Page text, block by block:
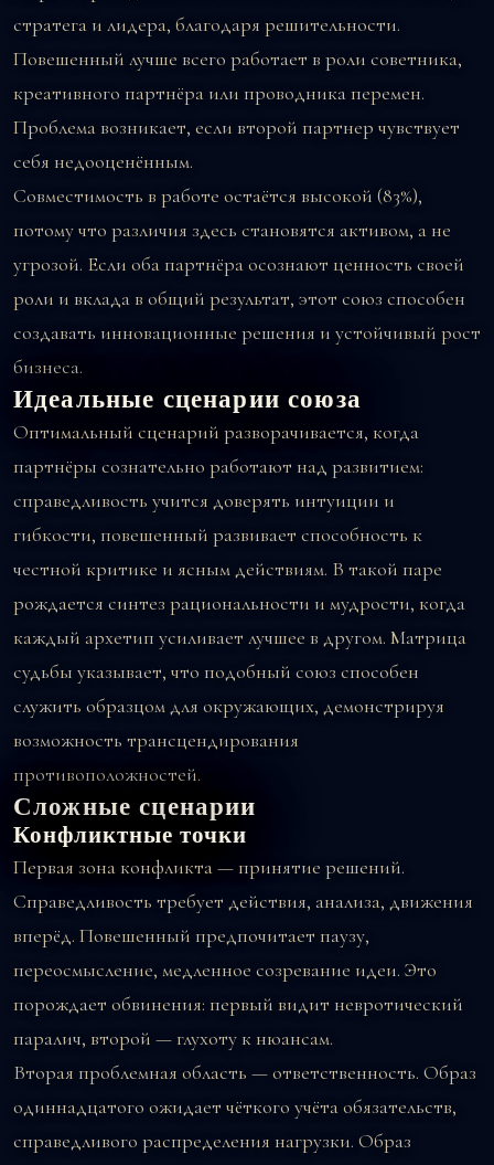
стратега и лидера, благодаря решительности.
Повешенный лучше всего работает в роли советника,
креативного партнёра или проводника перемен.
Проблема возникает, если второй партнер чувствует
себя недооценённым.
Совместимость в работе остаётся высокой (83%),
потому что различия здесь становятся активом, а не
угрозой. Если оба партнёра осознают ценность своей
роли и вклада в общий результат, этот союз способен
создавать инновационные решения и устойчивый рост
бизнеса.
Идеальные сценарии союза
Оптимальный сценарий разворачивается, когда
партнёры сознательно работают над развитием:
справедливость учится доверять интуиции и
гибкости, повешенный развивает способность к
честной критике и ясным действиям. В такой паре
рождается синтез рациональности и мудрости, когда
каждый архетип усиливает лучшее в другом. Матрица
судьбы указывает, что подобный союз способен
служить образцом для окружающих, демонстрируя
возможность трансцендирования
противоположностей.
Сложные сценарии
Конфликтные точки
Первая зона конфликта — принятие решений.
Справедливость требует действия, анализа, движения
вперёд. Повешенный предпочитает паузу,
переосмысление, медленное созревание идеи. Это
порождает обвинения: первый видит невротический
паралич, второй — глухоту к нюансам.
Вторая проблемная область — ответственность. Образ
одиннадцатого ожидает чёткого учёта обязательств,
справедливого распределения нагрузки. Образ